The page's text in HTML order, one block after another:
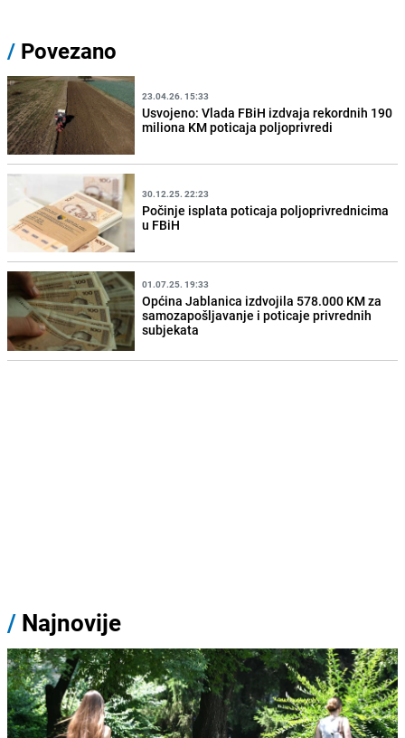
/ Povezano
23.04.26. 15:33
Usvojeno: Vlada FBiH izdvaja rekordnih 190
miliona KM poticaja poljoprivredi
30.12.25. 22:23
Počinje isplata poticaja poljoprivrednicima
u FBiH
01.07.25. 19:33
Općina Jablanica izdvojila 578.000 KM za
samozapošljavanje i poticaje privrednih
subjekata
/ Najnovije